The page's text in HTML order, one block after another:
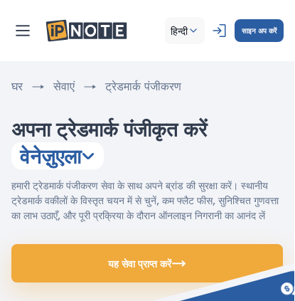
हिन्दी साइन अप करें
घर सेवाएं ट्रेडमार्क पंजीकरण
अपना ट्रेडमार्क पंजीकृत करें
वेनेज़ुएला
हमारी ट्रेडमार्क पंजीकरण सेवा के साथ अपने ब्रांड की सुरक्षा करें। स्थानीय
ट्रेडमार्क वकीलों के विस्तृत चयन में से चुनें, कम फ्लैट फीस, सुनिश्चित गुणवत्ता
का लाभ उठाएँ, और पूरी प्रक्रिया के दौरान ऑनलाइन निगरानी का आनंद लें
यह सेवा प्राप्त करें